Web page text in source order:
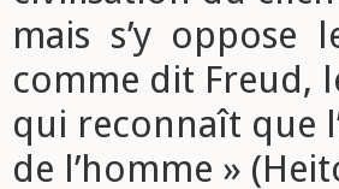
mais s’y
comme dit Freud,
qui reconnaît que
de l’homme »